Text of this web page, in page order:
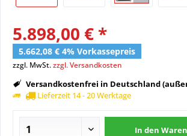
5.898,00 € *
5.662,08 € 4% Vorkassepreis
zzgl. MwSt.zzgl. Versandkosten
Versandkostenfrei in Deutschland
Lieferzeit 14 - 20 Werktage
In den